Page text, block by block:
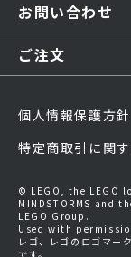
お問い合わせ
ご注文
個人情報保護方針
特定商取引に関
© LEGO, the LEGO
MINDSTORMS and
LEGO Group.
Used with
レゴ、レゴのロゴマー
です。